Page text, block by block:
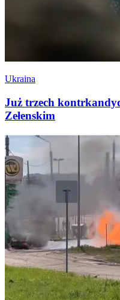
Ukraina
Już trzech
Zełenskim